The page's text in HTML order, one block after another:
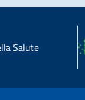
Salute